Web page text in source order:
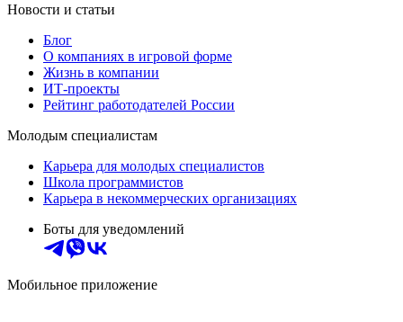
Новости и статьи
Блог
О компаниях в игровой форме
Жизнь в компании
ИТ-проекты
Рейтинг работодателей России
Молодым специалистам
Карьера для молодых специалистов
Школа программистов
Карьера в некоммерческих организациях
Боты для уведомлений
Мобильное приложение